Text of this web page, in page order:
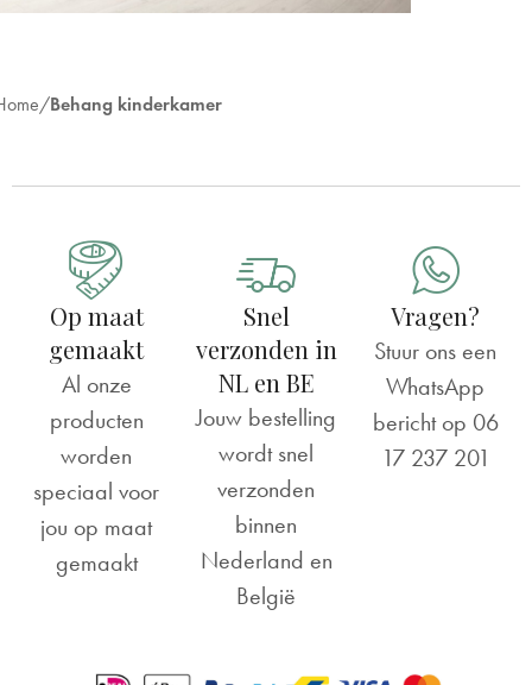
Behang kinderkamer
Op maat
gemaakt
Al onze
producten
worden
speciaal voor
jou op maat
gemaakt
Snel
verzonden in
NL en BE
Jouw bestelling
wordt snel
verzonden
binnen
Nederland en
België
Vragen?
Stuur ons een
WhatsApp
bericht op 06
17 237 201